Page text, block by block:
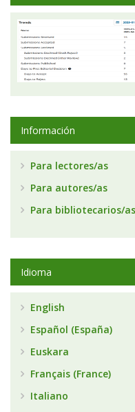
Información
Para lectores/as
Para autores/as
Para bibliotecarios/as
Idioma
English
Español (España)
Euskara
Français (France)
Italiano